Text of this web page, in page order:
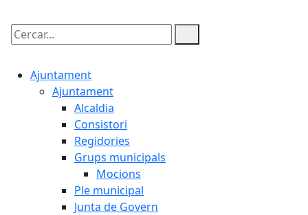
Cercar:
Ajuntament
Ajuntament
Alcaldia
Consistori
Regidories
Grups municipals
Mocions
Ple municipal
Junta de Govern